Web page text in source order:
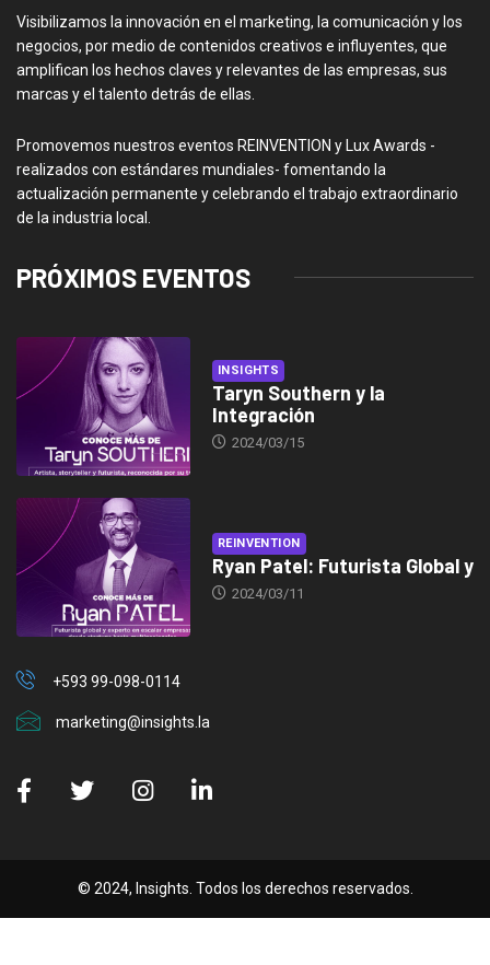
Visibilizamos la innovación en el marketing, la comunicación y los
negocios, por medio de contenidos creativos e influyentes, que
amplifican los hechos claves y relevantes de las empresas, sus
marcas y el talento detrás de ellas.
Promovemos nuestros eventos REINVENTION y Lux Awards -
realizados con estándares mundiales- fomentando la
actualización permanente y celebrando el trabajo extraordinario
de la industria local.
PRÓXIMOS EVENTOS
INSIGHTS
Taryn Southern y la
Integración
2024/03/15
REINVENTION
Ryan Patel: Futurista Global y
2024/03/11
+593 99-098-0114
marketing@insights.la
© 2024, Insights. Todos los derechos reservados.